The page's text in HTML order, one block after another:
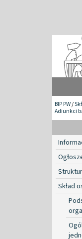
BIP PW/
Adiunkci
Skład